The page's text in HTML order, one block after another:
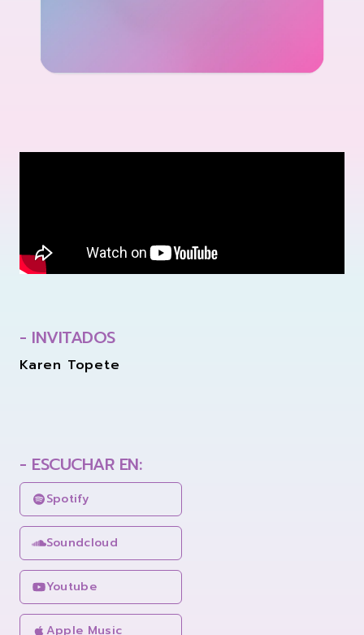
- INVITADOS
Karen Topete
- ESCUCHAR EN:
Spotify
Soundcloud
Youtube
Apple Music